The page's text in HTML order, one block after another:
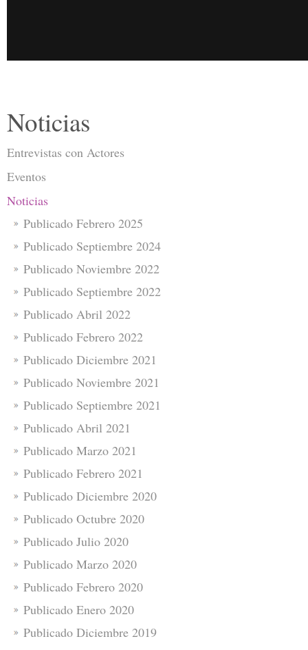
Noticias
Entrevistas con Actores
Eventos
Noticias
Publicado Febrero 2025
Publicado Septiembre 2024
Publicado Noviembre 2022
Publicado Septiembre 2022
Publicado Abril 2022
Publicado Febrero 2022
Publicado Diciembre 2021
Publicado Noviembre 2021
Publicado Septiembre 2021
Publicado Abril 2021
Publicado Marzo 2021
Publicado Febrero 2021
Publicado Diciembre 2020
Publicado Octubre 2020
Publicado Julio 2020
Publicado Marzo 2020
Publicado Febrero 2020
Publicado Enero 2020
Publicado Diciembre 2019